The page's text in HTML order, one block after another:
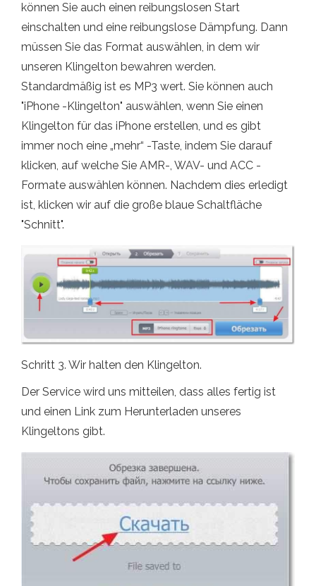
können Sie auch einen reibungslosen Start
einschalten und eine reibungslose Dämpfung. Dann
müssen Sie das Format auswählen, in dem wir
unseren Klingelton bewahren werden.
Standardmäßig ist es MP3 wert. Sie können auch
"iPhone -Klingelton" auswählen, wenn Sie einen
Klingelton für das iPhone erstellen, und es gibt
immer noch eine „mehr“ -Taste, indem Sie darauf
klicken, auf welche Sie AMR-, WAV- und ACC -
Formate auswählen können. Nachdem dies erledigt
ist, klicken wir auf die große blaue Schaltfläche
"Schnitt".
Schritt 3. Wir halten den Klingelton.
Der Service wird uns mitteilen, dass alles fertig ist
und einen Link zum Herunterladen unseres
Klingeltons gibt.